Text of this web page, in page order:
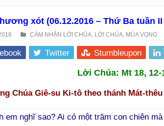
xót (06.12.2016 – Thứ Ba tuần
CẢM NHẬN LỜI CHÚA, LỜI CHÚA, MÙA VỌNG
Twitter Stumbleupon
Lời Chúa: Mt 18, 12-
Chúa Giê-su Ki-tô theo thánh Mát-thêu
em nghĩ sao? Ai có một trăm con chiên